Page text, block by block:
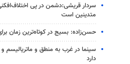
سردار قریشی:دشمن در پی
متدینین است
حسن‌زاده: بسیج در کوتاه‌ترین زمان
سینما در غرب به منطق و
دارد